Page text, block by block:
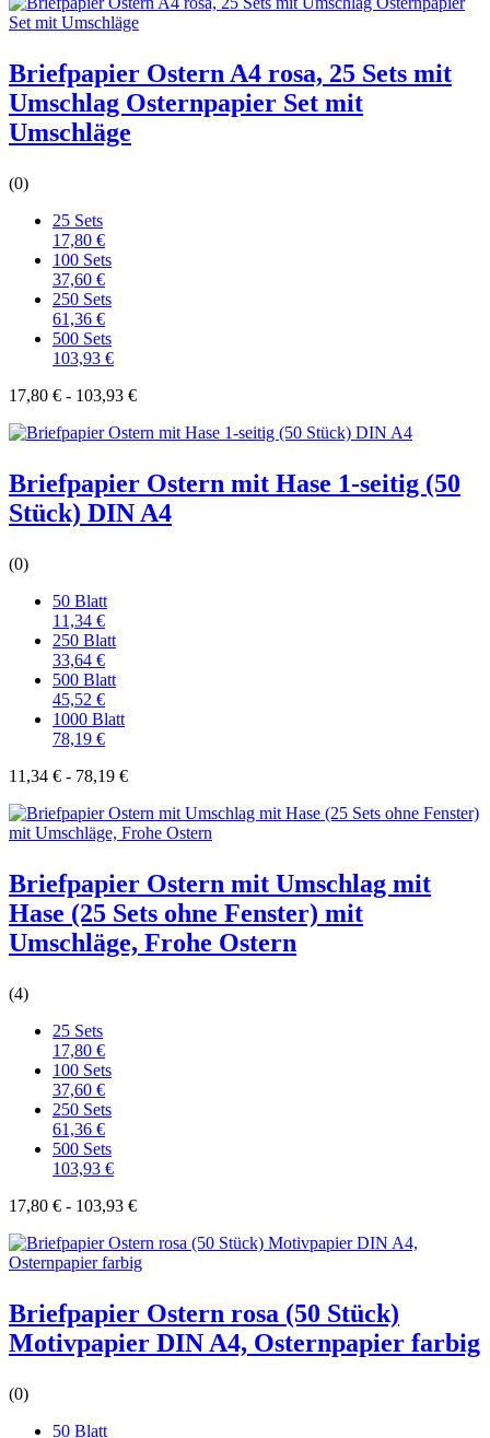
Briefpapier Ostern A4 rosa, 25 Sets mit
Umschlag Osternpapier Set mit
Umschläge
(0)
25 Sets
17,80 €
100 Sets
37,60 €
250 Sets
61,36 €
500 Sets
103,93 €
17,80 € - 103,93 €
Briefpapier Ostern mit Hase 1-seitig (50
Stück) DIN A4
(0)
50 Blatt
11,34 €
250 Blatt
33,64 €
500 Blatt
45,52 €
1000 Blatt
78,19 €
11,34 € - 78,19 €
Briefpapier Ostern mit Umschlag mit
Hase (25 Sets ohne Fenster) mit
Umschläge, Frohe Ostern
(4)
25 Sets
17,80 €
100 Sets
37,60 €
250 Sets
61,36 €
500 Sets
103,93 €
17,80 € - 103,93 €
Briefpapier Ostern rosa (50 Stück)
Motivpapier DIN A4, Osternpapier farbig
(0)
50 Blatt